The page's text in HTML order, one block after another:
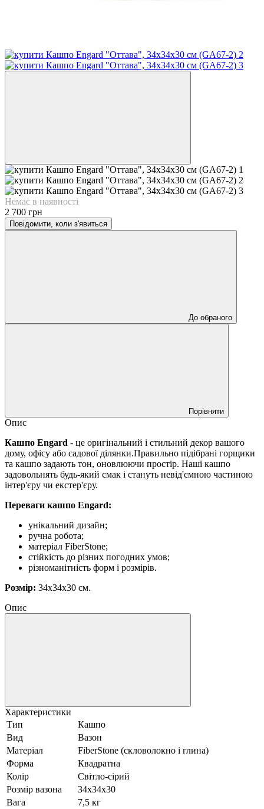
Немає в наявності
2 700 грн
Повідомити, коли з'явиться
До обраного
Порівняти
Опис
Кашпо Engard - це оригінальний і стильний декор вашого
дому, офісу або садової ділянки.Правильно підібрані горщики
та кашпо задають тон, оновлюючи простір. Наші кашпо
задовольнять будь-який смак і стануть невід'ємною частиною
інтер'єру чи екстер'єру.
Переваги кашпо Engard:
унікальний дизайн;
ручна робота;
матеріал FiberStone;
стійкість до різних погодних умов;
різноманітність форм і розмірів.
Розмір: 34х34х30 см.
Опис
Характеристики
Тип
Кашпо
Вид
Вазон
Матеріал
FiberStone (скловолокно і глина)
Форма
Квадратна
Колір
Світло-сірий
Розмір вазона
34х34х30
Вага
7,5 кг